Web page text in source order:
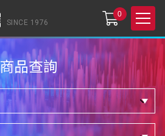
SINCE 1976
0
商品查詢